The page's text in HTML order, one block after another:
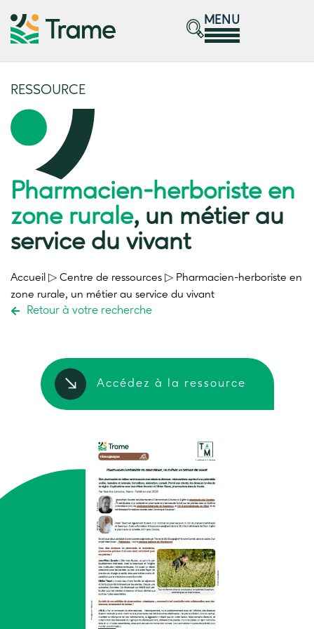
MENU
RESSOURCE
Pharmacien-herboriste en
zone rurale, un métier au
service du vivant
Accueil ▷ Centre de ressources ▷ Pharmacien-herboriste en
zone rurale, un métier au service du vivant
Retour à votre recherche
Accédez à la ressource